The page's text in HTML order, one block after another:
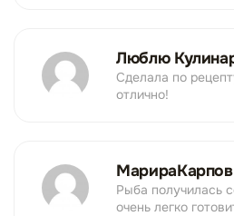
Люблю
Сделала по
отлично!
МарираКарпов
Рыба получилась
очень легко